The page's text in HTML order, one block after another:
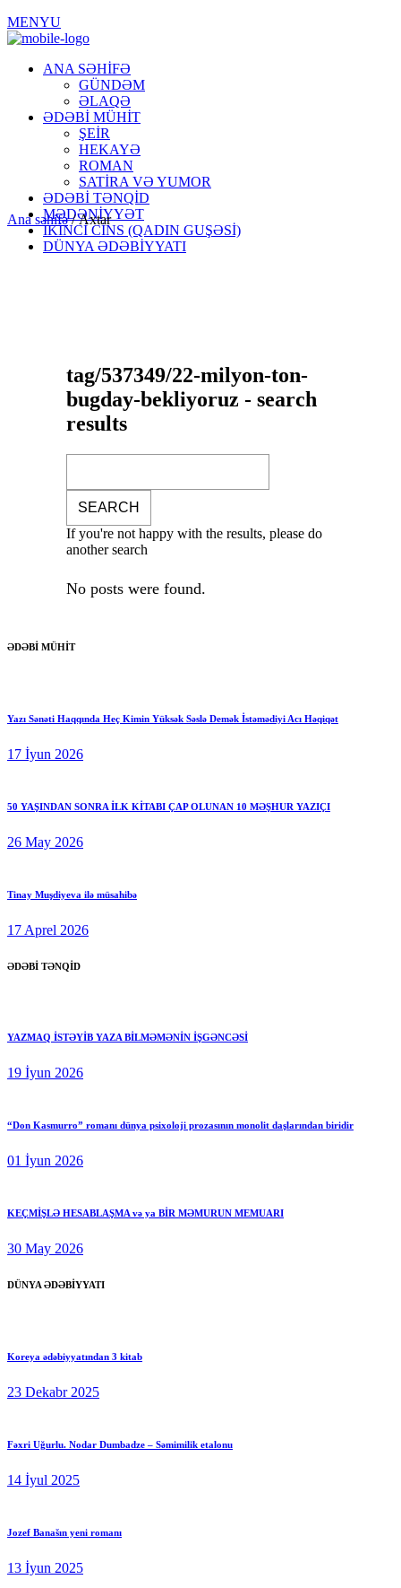
MENYU
ANA SƏHİFƏ
GÜNDƏM
ƏLAQƏ
ƏDƏBİ MÜHİT
ŞEİR
HEKAYƏ
ROMAN
SATİRA VƏ YUMOR
ƏDƏBİ TƏNQİD
MƏDƏNİYYƏT
İKİNCİ CİNS (QADIN GUŞƏSİ)
DÜNYA ƏDƏBİYYATI
Ana səhifə/Axtar
tag/537349/22-milyon-ton-
bugday-bekliyoruz - search
results
If you're not happy with the results, please do
another search
No posts were found.
ƏDƏBİ MÜHİT
Yazı Sənəti Haqqında Heç Kimin Yüksək Səslə Demək İstəmədiyi Acı Həqiqət
17 İyun 2026
50 YAŞINDAN SONRA İLK KİTABI ÇAP OLUNAN 10 MƏŞHUR YAZIÇI
26 May 2026
Tinay Muşdiyeva ilə müsahibə
17 Aprel 2026
ƏDƏBİ TƏNQİD
YAZMAQ İSTƏYİB YAZA BİLMƏMƏNİN İŞGƏNCƏSİ
19 İyun 2026
“Don Kasmurro” romanı dünya psixoloji prozasının monolit daşlarından biridir
01 İyun 2026
KEÇMİŞLƏ HESABLAŞMA və ya BİR MƏMURUN MEMUARI
30 May 2026
DÜNYA ƏDƏBİYYATI
Koreya ədəbiyyatından 3 kitab
23 Dekabr 2025
Fəxri Uğurlu. Nodar Dumbadze – Səmimilik etalonu
14 İyul 2025
Jozef Banašın yeni romanı
13 İyun 2025